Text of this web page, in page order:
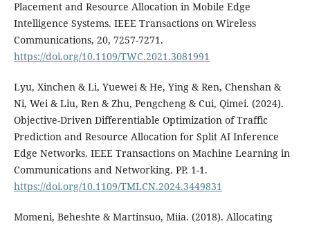
Placement and Resource Allocation in Mobile Edge
Intelligence Systems. IEEE Transactions on Wireless
Communications, 20, 7257-7271.
https://doi.org/10.1109/TWC.2021.3081991
Lyu, Xinchen & Li, Yuewei & He, Ying & Ren, Chenshan &
Ni, Wei & Liu, Ren & Zhu, Pengcheng & Cui, Qimei. (2024).
Objective-Driven Differentiable Optimization of Traffic
Prediction and Resource Allocation for Split AI Inference
Edge Networks. IEEE Transactions on Machine Learning in
Communications and Networking. PP. 1-1.
https://doi.org/10.1109/TMLCN.2024.3449831
Momeni, Beheshte & Martinsuo, Miia. (2018). Allocating